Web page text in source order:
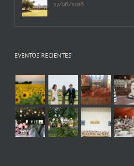
17/06/2016
EVENTOS RECIENTES